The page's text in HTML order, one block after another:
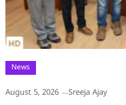
News
August 5, 2026 Sreeja Ajay